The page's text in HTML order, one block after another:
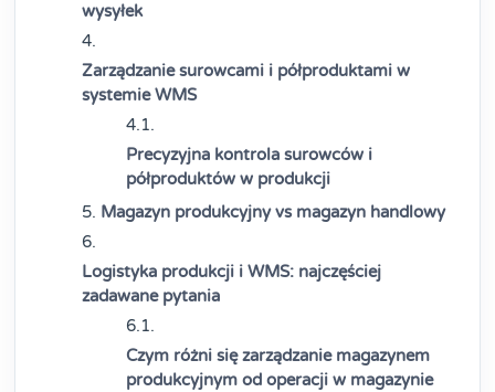
wysyłek
Zarządzanie surowcami i półproduktami w
systemie WMS
Precyzyjna kontrola surowców i
półproduktów w produkcji
Magazyn produkcyjny vs magazyn handlowy
Logistyka produkcji i WMS: najczęściej
zadawane pytania
Czym różni się zarządzanie magazynem
produkcyjnym od operacji w magazynie